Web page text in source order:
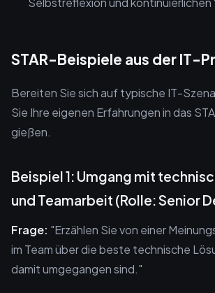
STAR-Beispiele aus der IT-
Bereiten Sie sich auf typische IT-
Sie Ihre eigenen Erfahrungen in das
gießen.
Beispiel 1: Umgang mit
und Teamarbeit (Rolle: Senior
Frage: "Erzählen Sie von einer
im Team über die beste technische
damit umgegangen sind."